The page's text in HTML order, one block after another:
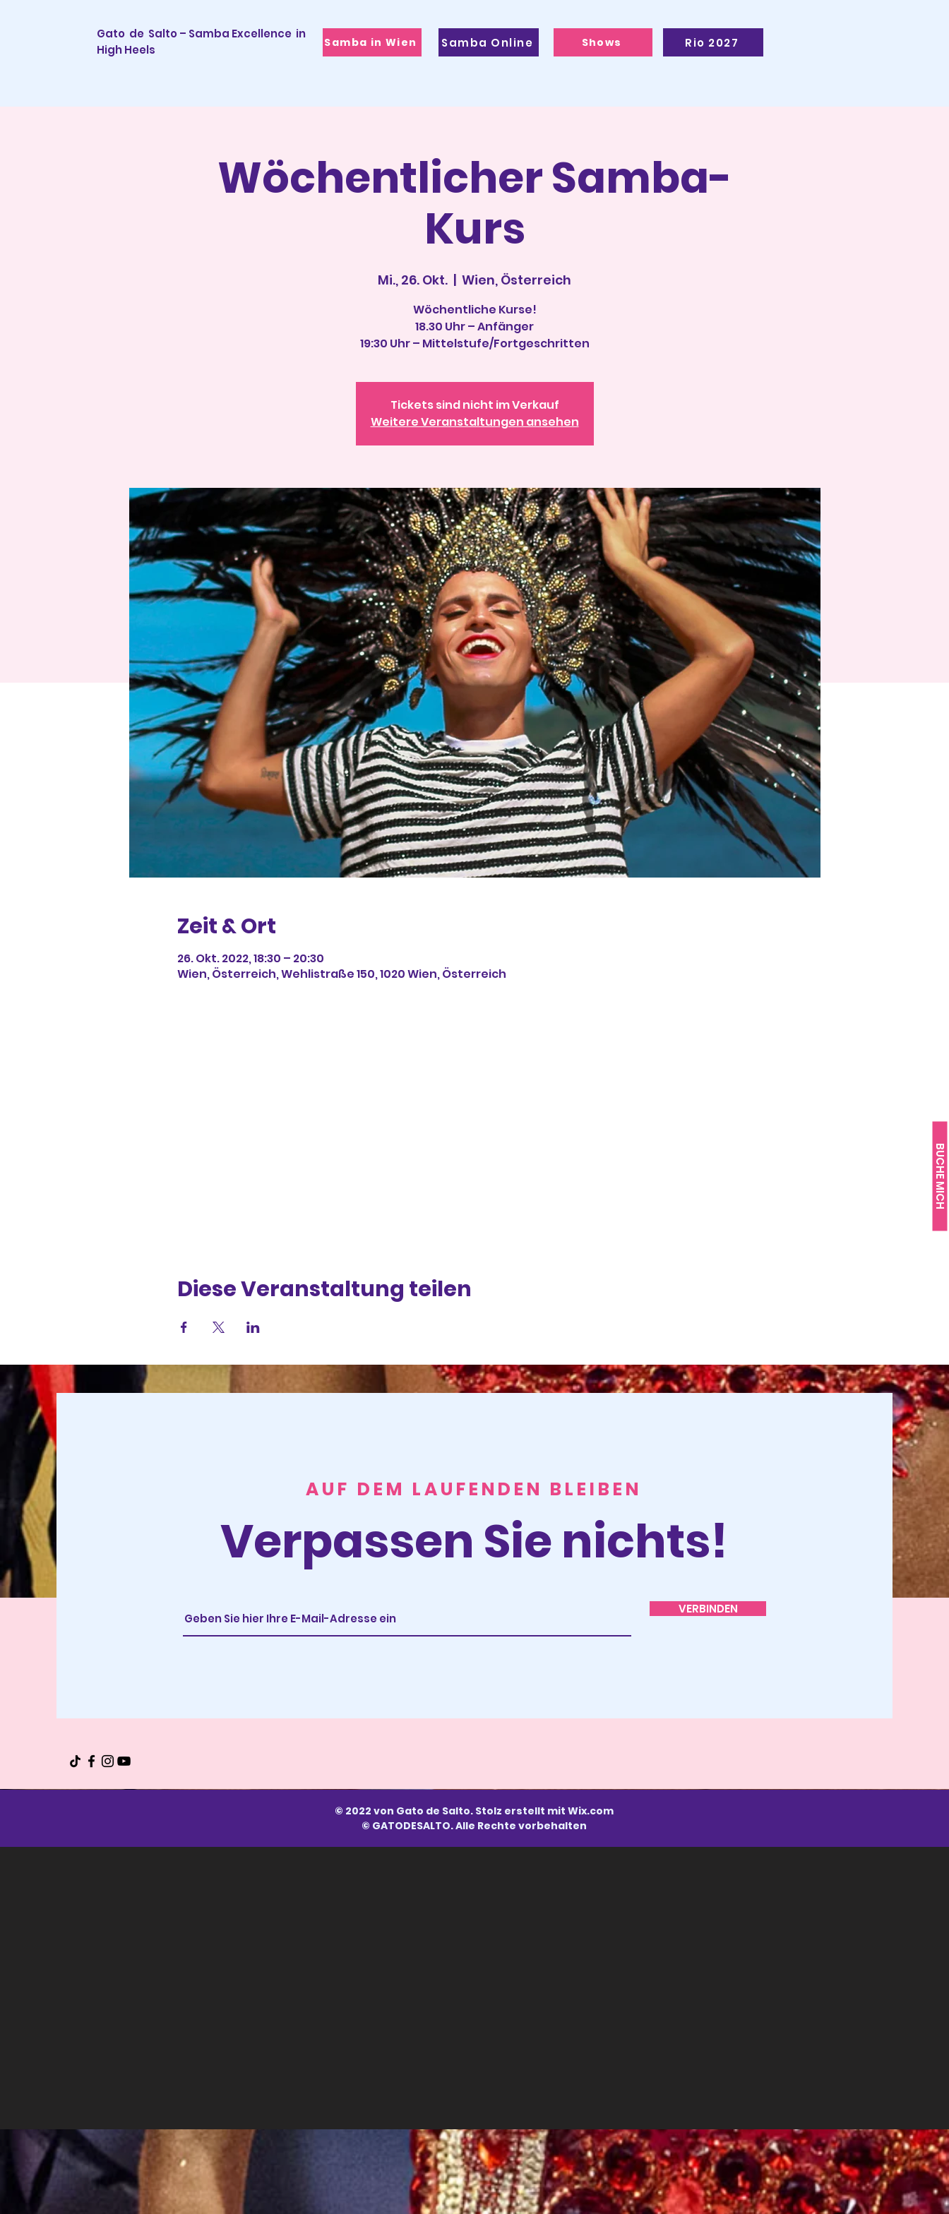
Gato de Salto – Samba Excellence in
High Heels
Samba in Wien Samba Online Shows Rio 2027
BUCHE MICH
Wöchentlicher Samba-
Kurs
Mi., 26. Okt.
  |
Wien, Österreich
Wöchentliche Kurse!
18.30 Uhr – Anfänger
19:30 Uhr – Mittelstufe/Fortgeschritten
Tickets sind nicht im Verkauf
Weitere Veranstaltungen ansehen
Zeit & Ort
26. Okt. 2022, 18:30 – 20:30
Wien, Österreich, Wehlistraße 150, 1020 Wien, Österreich
Diese Veranstaltung teilen
AUF DEM LAUFENDEN BLEIBEN
Verpassen Sie nichts!
VERBINDEN
© 2022 von Gato de Salto. Stolz erstellt mit Wix.com
© GATODESALTO. Alle Rechte vorbehalten